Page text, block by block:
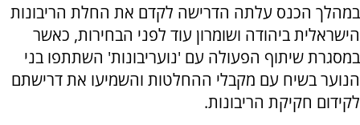
במהלך הכנס עלתה הדרישה לקדם את החלת הריבונות
הישראלית ביהודה ושומרון עוד לפני הבחירות, כאשר
במסגרת שיתוף הפעולה עם 'נועריבונות' השתתפו בני
הנוער בשיח עם מקבלי ההחלטות והשמיעו את דרישתם
לקידום חקיקת הריבונות.